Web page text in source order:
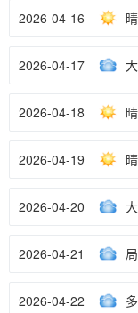
2026-04-16
2026-04-17
2026-04-18
2026-04-19
2026-04-20
2026-04-21
2026-04-22